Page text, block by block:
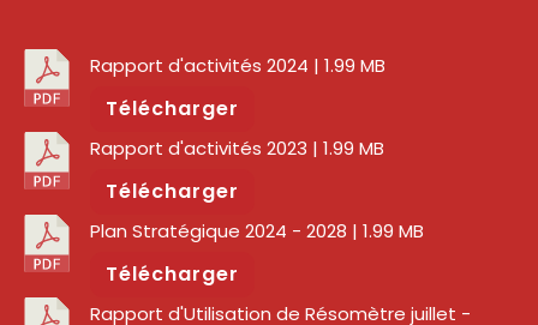
Rapport d'activités 2024 | 1.99 MB
Télécharger
Rapport d'activités 2023 | 1.99 MB
Télécharger
Plan Stratégique 2024 - 2028 | 1.99 MB
Télécharger
Rapport d'Utilisation de Résomètre juillet -